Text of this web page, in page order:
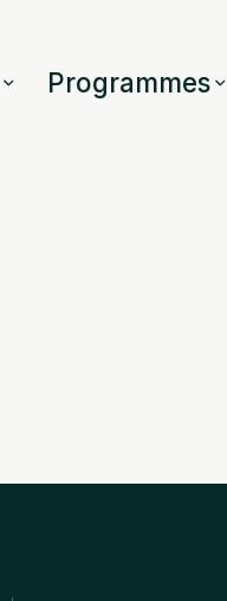
Programmes